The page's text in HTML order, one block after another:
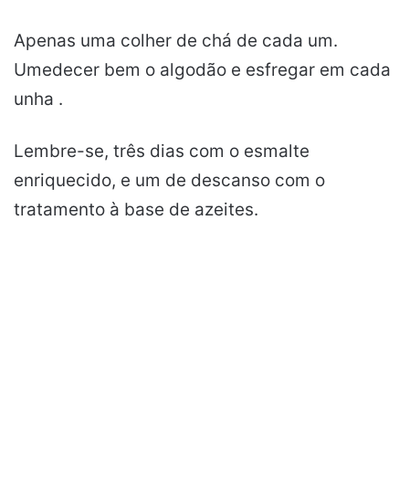
Apenas uma colher de chá de cada um.
Umedecer bem o algodão e esfregar em cada
unha .
Lembre-se, três dias com o esmalte
enriquecido, e um de descanso com o
tratamento à base de azeites.